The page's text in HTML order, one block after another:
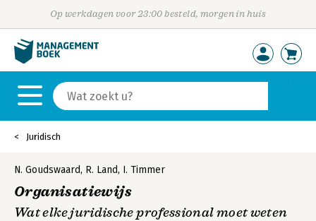
Op werkdagen voor 23:00 besteld, morgen in huis
Juridisch
N. Goudswaard, R. Land, I. Timmer
Organisatiewijs
Wat elke juridische professional moet weten